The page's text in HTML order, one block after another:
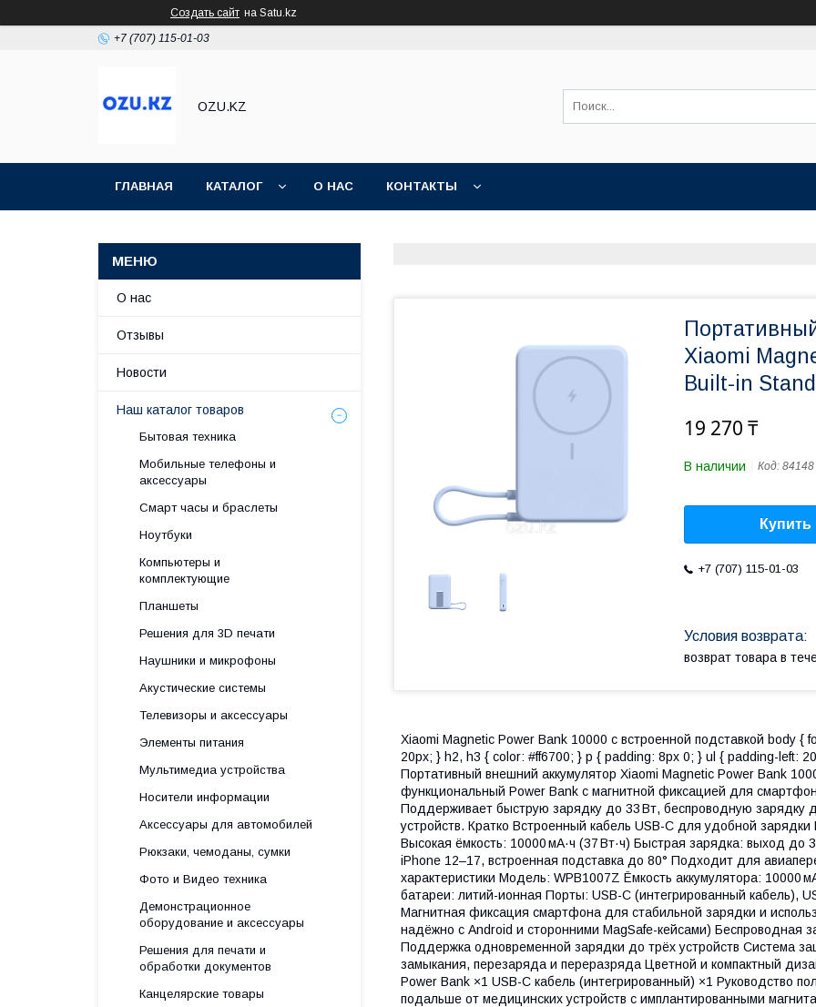
Создать сайт на Satu.kz
+7 (707) 115-01-03
OZU.KZ
ГЛАВНАЯ КАТАЛОГ О НАС КОНТАКТЫ
Xiaomi
Built-in
19 270 ₸
В наличии Код: 84148
Купить
+7 (707) 115-01-03
возврат товара в
Xiaomi Magnetic Power Bank 10000 с встроенной подставкой body {
20px; } h2, h3 { color: #ff6700; } p { padding: 8px 0; } ul { padding-left:
Портативный внешний аккумулятор Xiaomi Magnetic Power Bank
функциональный Power Bank с магнитной фиксацией для
Поддерживает быструю зарядку до 33 Вт, беспроводную зарядку
устройств. Кратко Встроенный кабель USB-C для удобной
Высокая ёмкость: 10000 мА·ч (37 Вт·ч) Быстрая зарядка: выход
iPhone 12–17, встроенная подставка до 80° Подходит для
характеристики Модель: WPB1007Z Ёмкость аккумулятора: 10000
батареи: литий-ионная Порты: USB-C (интегрированный кабель),
Магнитная фиксация смартфона для стабильной зарядки и
надёжно с Android и сторонними MagSafe-кейсами) Беспроводная
Поддержка одновременной зарядки до трёх устройств Система
замыкания, перезаряда и переразряда Цветной и компактный
Power Bank ×1 USB-C кабель (интегрированный) ×1 Руководство
подальше от медицинских устройств с имплантированными
О нас
Отзывы
Новости
Наш каталог товаров
Бытовая техника
Мобильные телефоны и
аксессуары
Смарт часы и браслеты
Ноутбуки
Компьютеры и
комплектующие
Планшеты
Решения для 3D печати
Наушники и микрофоны
Акустические системы
Телевизоры и аксессуары
Элементы питания
Мультимедиа устройства
Носители информации
Аксессуары для автомобилей
Рюкзаки, чемоданы, сумки
Фото и Видео техника
Демонстрационное
оборудование и аксессуары
Решения для печати и
обработки документов
Канцелярские товары